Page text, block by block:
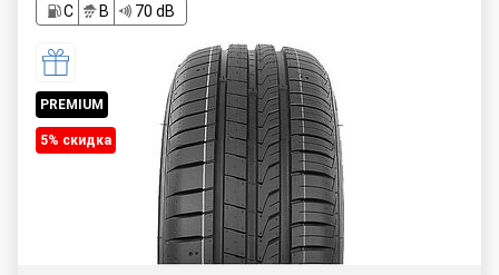
C
B 70 dB
PREMIUM
5% cкидка